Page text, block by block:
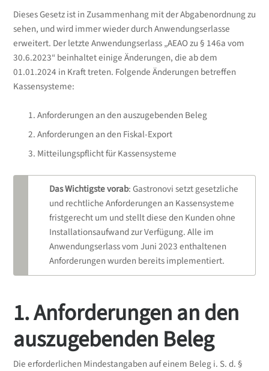
Dieses Gesetz ist in Zusammenhang mit der Abgabenordnung zu
sehen, und wird immer wieder durch Anwendungserlasse
erweitert. Der letzte Anwendungserlass „AEAO zu § 146a vom
30.6.2023“ beinhaltet einige Änderungen, die ab dem
01.01.2024 in Kraft treten. Folgende Änderungen betreffen
Kassensysteme:
Anforderungen an den auszugebenden Beleg
Anforderungen an den Fiskal-Export
Mitteilungspflicht für Kassensysteme
Das Wichtigste vorab: Gastronovi setzt gesetzliche
und rechtliche Anforderungen an Kassensysteme
fristgerecht um und stellt diese den Kunden ohne
Installationsaufwand zur Verfügung. Alle im
Anwendungserlass vom Juni 2023 enthaltenen
Anforderungen wurden bereits implementiert.
1. Anforderungen an den
auszugebenden Beleg
Die erforderlichen Mindestangaben auf einem Beleg i. S. d. §